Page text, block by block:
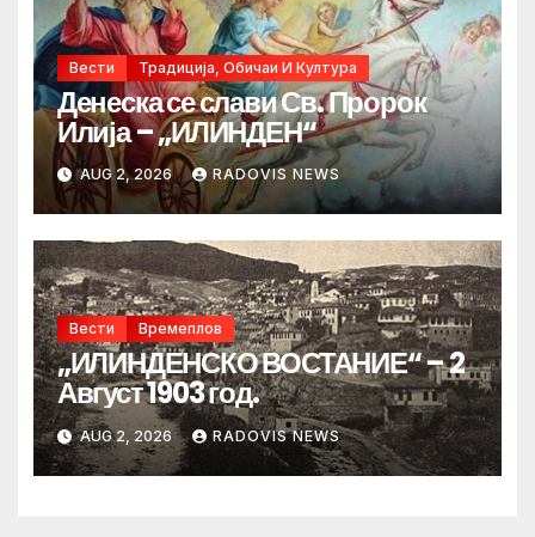
Вести Традиција, Обичаи И Култура
Денеска се слави Св. Пророк
Илија – „ИЛИНДЕН“
AUG 2, 2026 RADOVIS NEWS
Вести Времеплов
„ИЛИНДЕНСКО ВОСТАНИЕ“ – 2
Август 1903 год.
AUG 2, 2026 RADOVIS NEWS